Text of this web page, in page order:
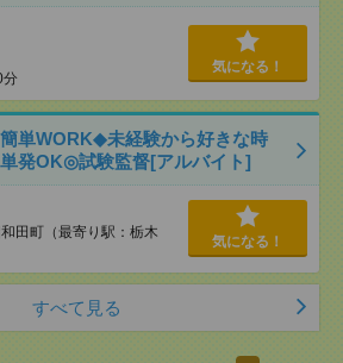
分
気になる！
単WORK◆未経験から好きな時
発OK◎試験監督[アルバイト]
田町（最寄り駅：栃木
気になる！
すべて見る